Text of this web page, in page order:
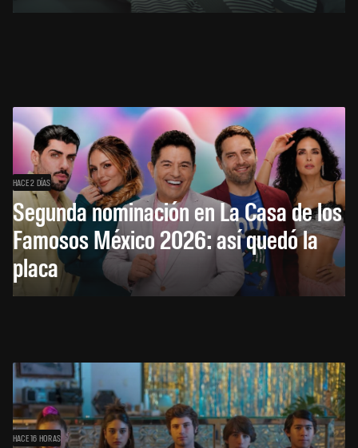
HACE 2 DÍAS
Segunda nominación en La Casa de los
Famosos México 2026: así quedó la
placa
HACE 16 HORAS